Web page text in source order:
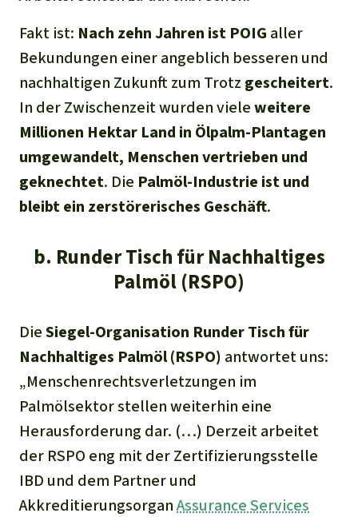
Fakt ist: Nach zehn Jahren ist POIG aller
Bekundungen einer angeblich besseren und
nachhaltigen Zukunft zum Trotz gescheitert.
In der Zwischenzeit wurden vieleweitere
Millionen Hektar Land in Ölpalm-Plantagen
umgewandelt, Menschen vertrieben und
geknechtet. Die Palmöl-Industrie ist und
bleibt ein zerstörerisches Geschäft.
b. Runder Tisch für Nachhaltiges
Palmöl (RSPO)
DieSiegel-Organisation Runder Tisch für
Nachhaltiges Palmöl (RSPO) antwortet uns:
„Menschenrechtsverletzungen im
Palmölsektor stellen weiterhin eine
Herausforderung dar. (…) Derzeit arbeitet
der RSPO eng mit der Zertifizierungsstelle
IBD und dem Partner und
AkkreditierungsorganAssurance Services